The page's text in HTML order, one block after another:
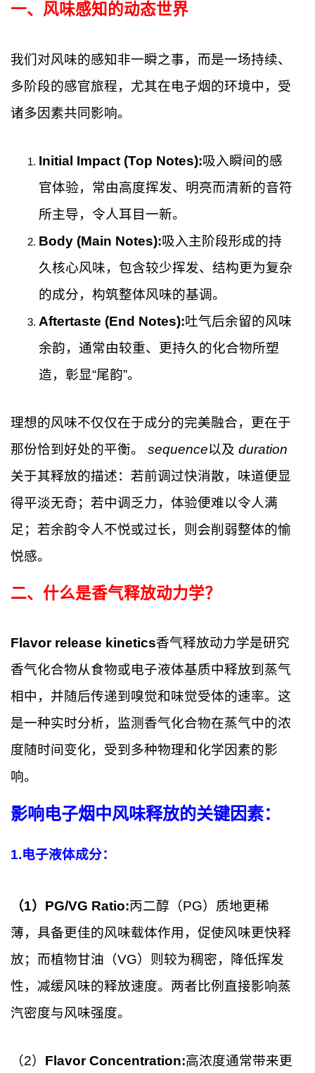
一、 风味感知的动态世界
我们对风味的感知非一瞬之事，而是一场持续、
多阶段的感官旅程，尤其在电子烟的环境中，受
诸多因素共同影响。
Initial Impact (Top Notes):吸入瞬间的感
官体验，常由高度挥发、明亮而清新的音符
所主导，令人耳目一新。
Body (Main Notes):吸入主阶段形成的持
久核心风味，包含较少挥发、结构更为复杂
的成分，构筑整体风味的基调。
Aftertaste (End Notes):吐气后余留的风味
余韵，通常由较重、更持久的化合物所塑
造，彰显“尾韵”。
理想的风味不仅仅在于成分的完美融合，更在于
那份恰到好处的平衡。 sequence以及 duration
关于其释放的描述：若前调过快消散，味道便显
得平淡无奇；若中调乏力，体验便难以令人满
足；若余韵令人不悦或过长，则会削弱整体的愉
悦感。
二、 什么是香气释放动力学？
Flavor release kinetics香气释放动力学是研究
香气化合物从食物或电子液体基质中释放到蒸气
相中，并随后传递到嗅觉和味觉受体的速率。这
是一种实时分析，监测香气化合物在蒸气中的浓
度随时间变化，受到多种物理和化学因素的影
响。
影响电子烟中风味释放的关键因素：
1.电子液体成分：
（1） PG/VG Ratio:丙二醇（PG）质地更稀
薄，具备更佳的风味载体作用，促使风味更快释
放；而植物甘油（VG）则较为稠密，降低挥发
性，减缓风味的释放速度。两者比例直接影响蒸
汽密度与风味强度。
（2） Flavor Concentration:高浓度通常带来更